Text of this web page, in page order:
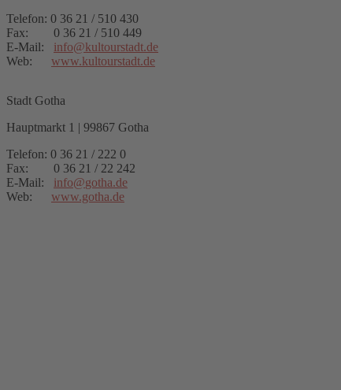
Telefon: 0 36 21 / 510 430
Fax: 0 36 21 / 510 449
E-Mail: info@kultourstadt.de
Web: www.kultourstadt.de
Stadt Gotha
Hauptmarkt 1 | 99867 Gotha
Telefon: 0 36 21 / 222 0
Fax: 0 36 21 / 22 242
E-Mail: info@gotha.de
Web: www.gotha.de